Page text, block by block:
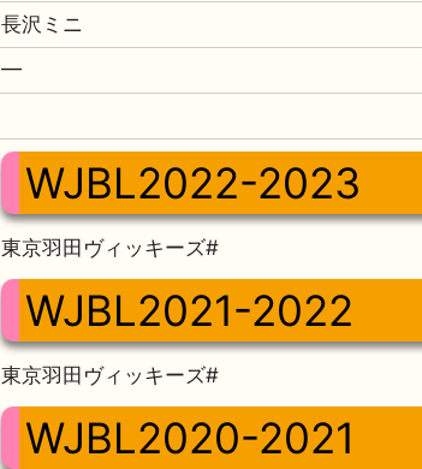
長沢ミニ
━
WJBL2022-2023
東京羽田ヴィッキーズ#
WJBL2021-2022
東京羽田ヴィッキーズ#
WJBL2020-2021